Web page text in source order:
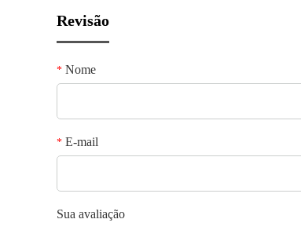
Revisão
* Nome
* E-mail
Sua avaliação